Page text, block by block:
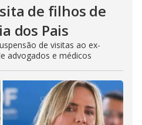
de filhos de
dos Pais
de visitas ao ex-
advogados e médicos